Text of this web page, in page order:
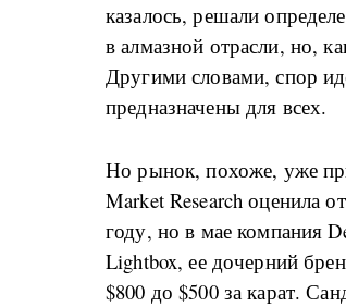
казалось, решали
в алмазной отрасли, но,
Другими словами, спор
предназначены для всех.
Но рынок, похоже, уже
Market Research оценила
году, но в мае компания
Lightbox, ее дочерний
$800 до $500 за карат.